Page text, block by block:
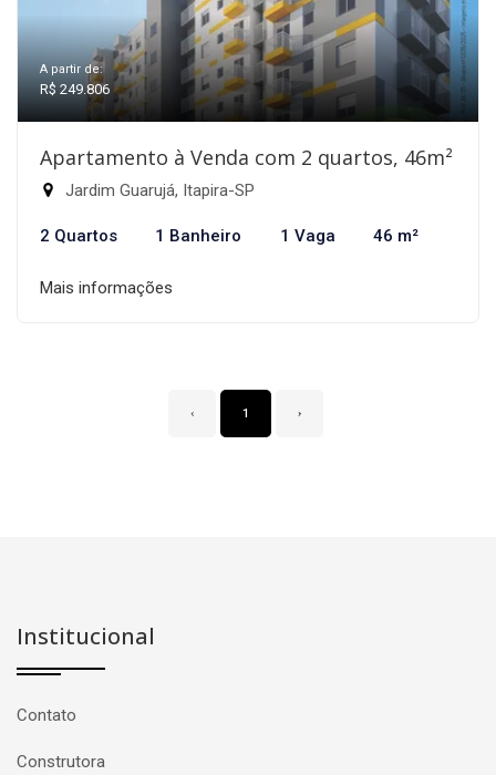
A partir de:
R$ 249.806
Apartamento à Venda com 2 quartos, 46m²
Jardim Guarujá, Itapira-SP
2 Quartos 1 Banheiro 1 Vaga 46 m²
Mais informações
‹ 1 ›
Institucional
Contato
Construtora